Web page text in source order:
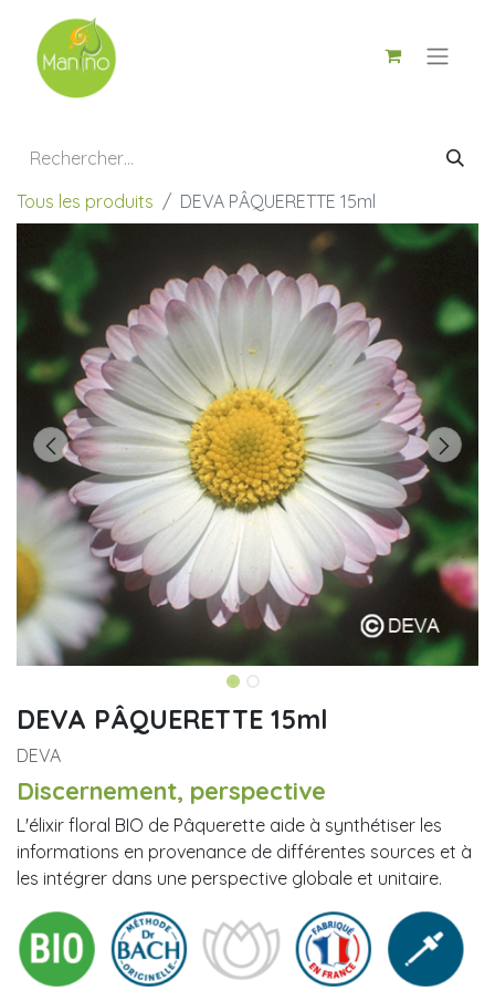
Tous les produits DEVA PÂQUERETTE 15ml
DEVA PÂQUERETTE 15ml
DEVA
Discernement, perspective
L'élixir floral BIO de Pâquerette aide à synthétiser les
informations en provenance de différentes sources et à
les intégrer dans une perspective globale et unitaire.